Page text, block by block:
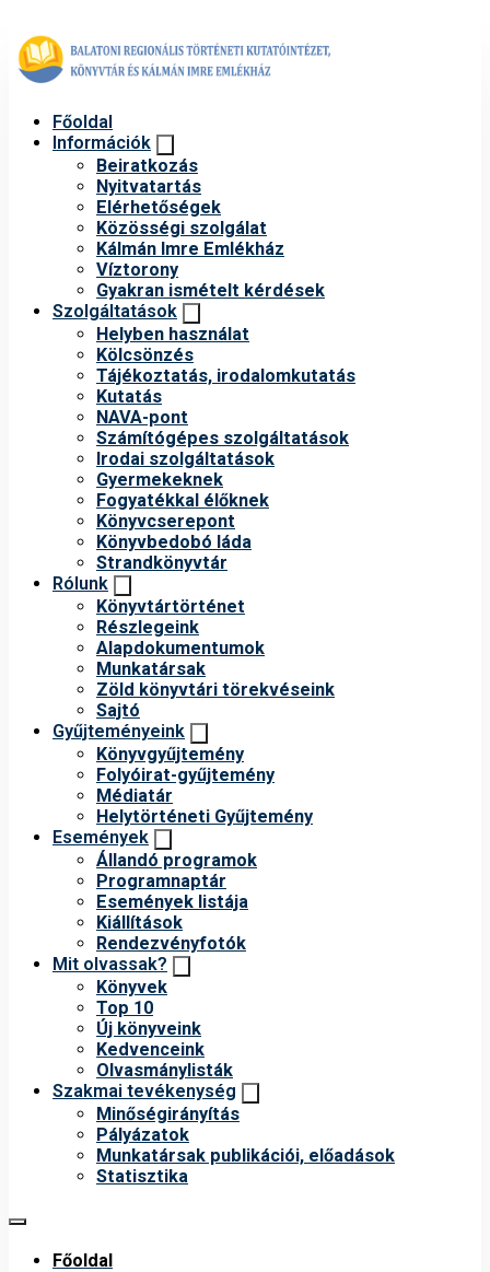
Főoldal
Információk
Beiratkozás
Nyitvatartás
Elérhetőségek
Közösségi szolgálat
Kálmán Imre Emlékház
Víztorony
Gyakran ismételt kérdések
Szolgáltatások
Helyben használat
Kölcsönzés
Tájékoztatás, irodalomkutatás
Kutatás
NAVA-pont
Számítógépes szolgáltatások
Irodai szolgáltatások
Gyermekeknek
Fogyatékkal élőknek
Könyvcserepont
Könyvbedobó láda
Strandkönyvtár
Rólunk
Könyvtártörténet
Részlegeink
Alapdokumentumok
Munkatársak
Zöld könyvtári törekvéseink
Sajtó
Gyűjteményeink
Könyvgyűjtemény
Folyóirat-gyűjtemény
Médiatár
Helytörténeti Gyűjtemény
Események
Állandó programok
Programnaptár
Események listája
Kiállítások
Rendezvényfotók
Mit olvassak?
Könyvek
Top 10
Új könyveink
Kedvenceink
Olvasmánylisták
Szakmai tevékenység
Minőségirányítás
Pályázatok
Munkatársak publikációi, előadások
Statisztika
Főoldal